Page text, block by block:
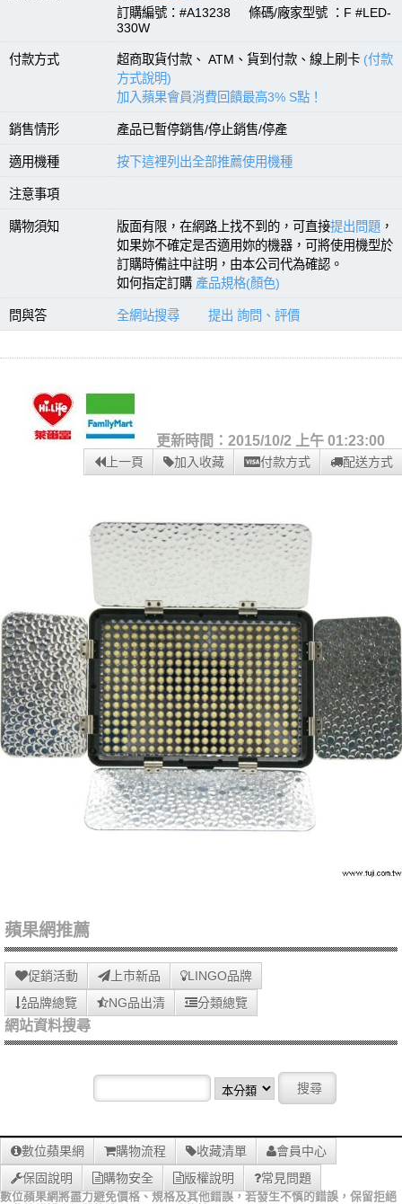
訂購編號：#A13238 條碼/廠家型號 ：F #LED-
330W
付款方式 超商取貨付款、 ATM、貨到付款、線上刷卡 (付款
方式說明)
加入蘋果會員消費回饋最高3% S點！
銷售情形 產品已暫停銷售/停止銷售/停產
適用機種 按下這裡列出全部推薦使用機種
注意事項
購物須知 版面有限，在網路上找不到的，可直接提出問題 ，
如果妳不確定是否適用妳的機器，可將使用機型於
訂購時備註中註明，由本公司代為確認。
如何指定訂購 產品規格(顏色)
問與答 全網站搜尋 提出 詢問、評價
更新時間：2015/10/2 上午 01:23:00
上一頁 加入收藏 付款方式 配送方式
蘋果網推薦
促銷活動 上市新品
LINGO品牌
品牌總覽
NG品出清 分類總覽
網站資料搜尋
數位蘋果網 購物流程 收藏清單
會員中心
保固說明
購物安全 版權說明 常見問題
數位蘋果網將盡力避免價格、規格及其他錯誤，若發生不慎的錯誤，保留拒絕